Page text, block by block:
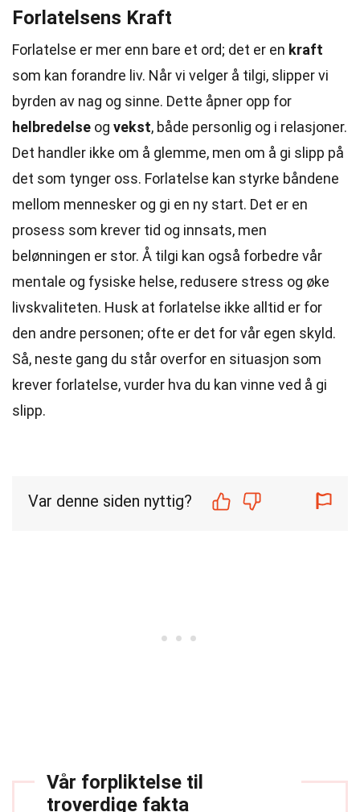
Forlatelsens Kraft
Forlatelse er mer enn bare et ord; det er en kraft
som kan forandre liv. Når vi velger å tilgi, slipper vi
byrden av nag og sinne. Dette åpner opp for
helbredelse og vekst, både personlig og i relasjoner.
Det handler ikke om å glemme, men om å gi slipp på
det som tynger oss. Forlatelse kan styrke båndene
mellom mennesker og gi en ny start. Det er en
prosess som krever tid og innsats, men
belønningen er stor. Å tilgi kan også forbedre vår
mentale og fysiske helse, redusere stress og øke
livskvaliteten. Husk at forlatelse ikke alltid er for
den andre personen; ofte er det for vår egen skyld.
Så, neste gang du står overfor en situasjon som
krever forlatelse, vurder hva du kan vinne ved å gi
slipp.
Var denne siden nyttig?
Vår forpliktelse til
troverdige fakta